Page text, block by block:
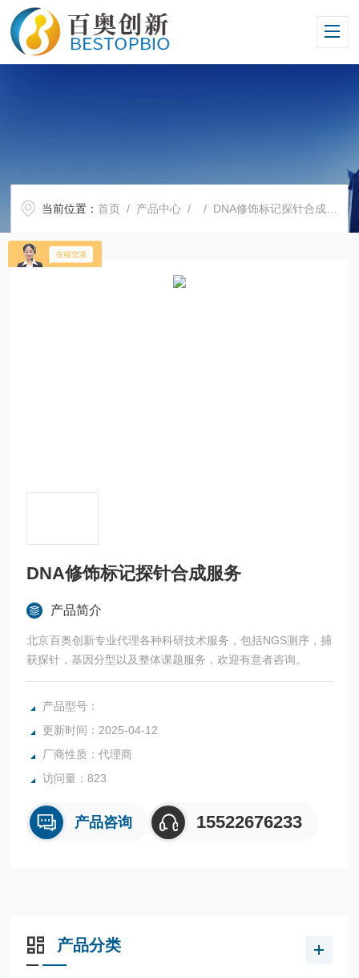
当前位置：首页 / 产品中心 / / DNA修饰标记探针合成服务 /
DNA修饰标记探针合成服务
产品简介
北京百奥创新专业代理各种科研技术服务，包括NGS测序，捕
获探针，基因分型以及整体课题服务，欢迎有意者咨询。
产品型号：
更新时间：2025-04-12
厂商性质：代理商
访问量：823
产品咨询 15522676233
产品分类